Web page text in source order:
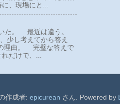
、現場にと...
た。 最近は違う。
少し考えてから答え
理由。 完璧な答えで
だけで、...
作成者: epicurean さん. Powered by